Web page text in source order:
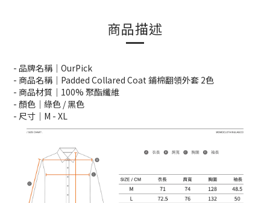
商品描述
- 品牌名稱｜OurPick
- 商品名稱｜Padded Collared Coat 鋪棉翻領外套 2色
- 商品材質｜100% 聚酯纖維
- 顏色｜綠色 / 黑色
- 尺寸｜M - XL